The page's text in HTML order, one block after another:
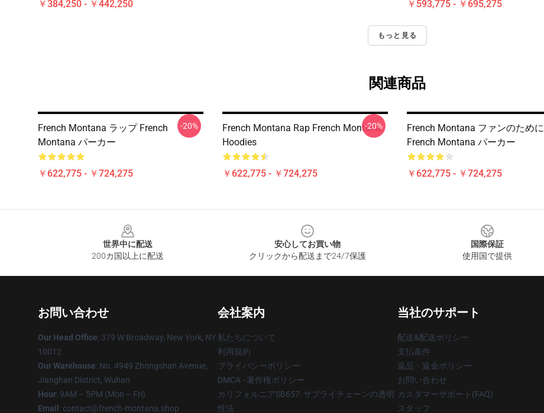
￥384,250 - ￥442,250 ￥593,775 - ￥695,275
もっと見る
関連商品
French Montana ラップ French
Montana パーカー
￥622,775 - ￥724,275
-20%
French Montana Rap French Montana
Hoodies
￥622,775 - ￥724,275
-20%
French Montana ファンのために
French Montana パーカー
￥622,775 - ￥724,275
世界中に配送
200カ国以上に配送
安心してお買い物
クリックから配送まで24/7保護
国際保証
使用国で提供
お問い合わせ
Our Head Office: 379 W Broadway, New York, NY
10012
Our Warehouse: No. 4949 Zhongshan Avenue,
Jianghan District, Wuhan
Hour: 9AM – 5PM (Mon – Fri)
Email : contact@french-montana.shop
会社案内
私たちについて
利用規約
プライバシーポリシー
DMCA - 著作権ポリシー
カリフォルニアSB657: サプライチェーンの透明
性法
当社のサポート
配送&配送ポリシー
支払条件
返品・返金ポリシー
お問い合わせ
カスタマーサポート(FAQ)
スタッフ